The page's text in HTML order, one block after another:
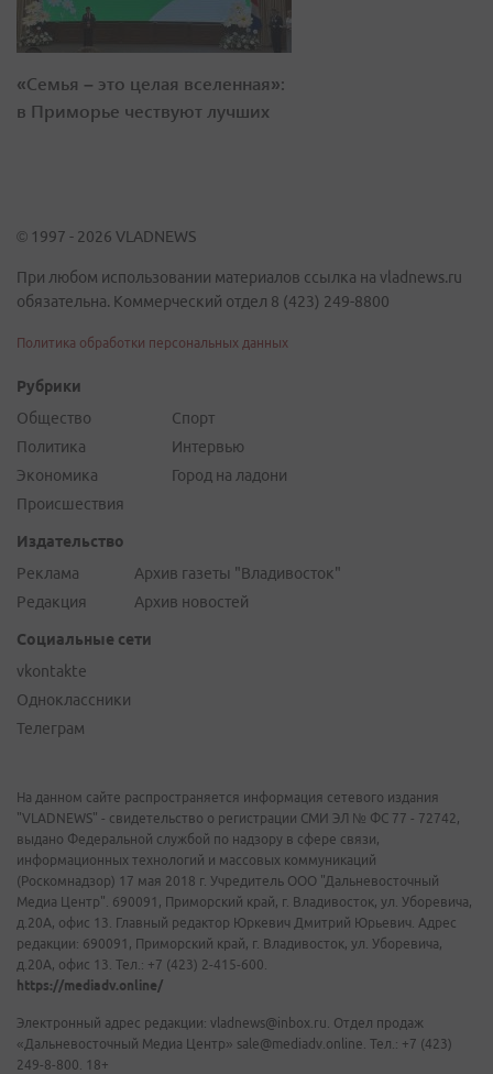
«Семья – это целая вселенная»:
в Приморье чествуют лучших
© 1997 - 2026 VLADNEWS
При любом использовании материалов ссылка на vladnews.ru
обязательна. Коммерческий отдел 8 (423) 249-8800
Политика обработки персональных данных
Рубрики
Общество
Политика
Экономика
Происшествия
Спорт
Интервью
Город на ладони
Издательство
Реклама
Редакция
Архив газеты "Владивосток"
Архив новостей
Социальные сети
vkontakte
Одноклассники
Телеграм
На данном сайте распространяется информация сетевого издания
"VLADNEWS" - свидетельство о регистрации СМИ ЭЛ № ФС 77 - 72742,
выдано Федеральной службой по надзору в сфере связи,
информационных технологий и массовых коммуникаций
(Роскомнадзор) 17 мая 2018 г. Учредитель ООО "Дальневосточный
Медиа Центр". 690091, Приморский край, г. Владивосток, ул. Уборевича,
д.20А, офис 13. Главный редактор Юркевич Дмитрий Юрьевич. Адрес
редакции: 690091, Приморский край, г. Владивосток, ул. Уборевича,
д.20А, офис 13. Тел.: +7 (423) 2-415-600.
https://mediadv.online/
Электронный адрес редакции: vladnews@inbox.ru. Отдел продаж
«Дальневосточный Медиа Центр» sale@mediadv.online. Тел.: +7 (423)
249-8-800. 18+